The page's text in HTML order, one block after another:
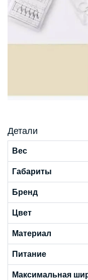
Детали
Вес
Габариты
Бренд
Цвет
Материал
Питание
Максимальная